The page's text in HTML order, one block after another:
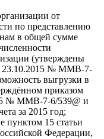
от
по представлению
в общей сумме
(утверждены
23.10.2015 № ММВ-7-
выгрузки в
приказом
№ ММВ-7-6/539@ и
за 2015 год;
пунктом 15 статьи
Федерации,